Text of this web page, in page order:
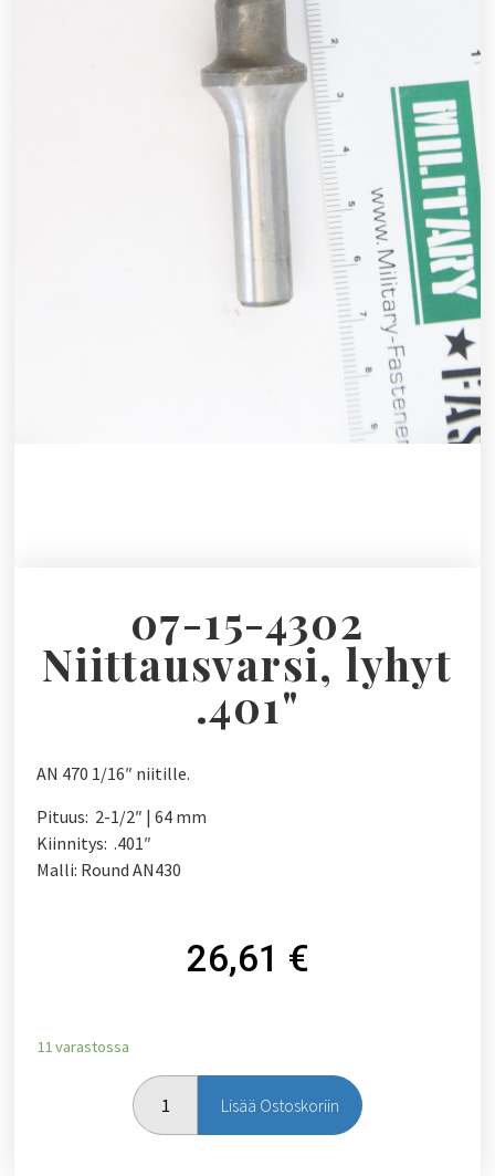
07-15-4302
Niittausvarsi, lyhyt
.401"
AN 470 1/16″ niitille.
Pituus: 2-1/2″ | 64 mm
Kiinnitys: .401″
Malli: Round AN430
26,61 €
11 varastossa
Lisää Ostoskoriin